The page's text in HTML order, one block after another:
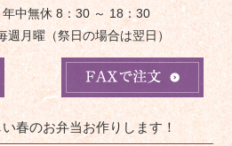
中無休 8：30 ～ 18：30
週月曜（祭日の場合は翌日）
春のお弁当お作りします！